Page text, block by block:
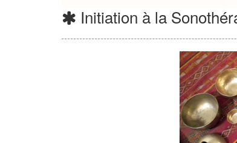
Initiation à la